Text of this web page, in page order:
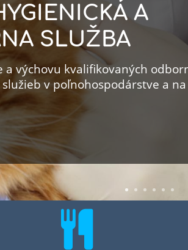
A
SLUŽBA
a výchovu kvalifikovaných
v poľnohospodárstve a